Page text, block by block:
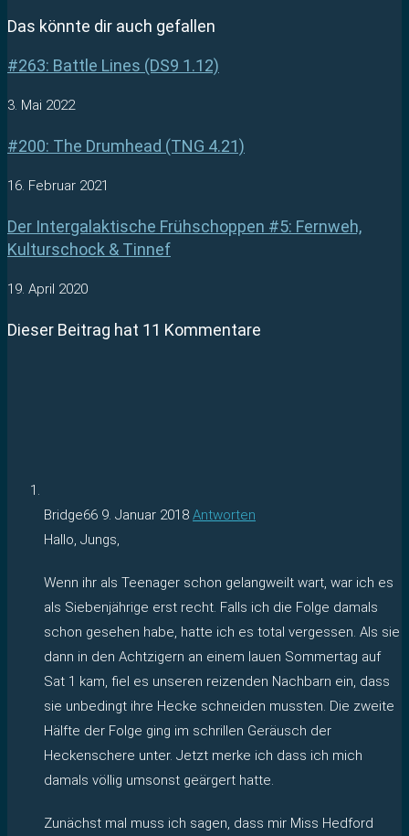
Das könnte dir auch gefallen
#263: Battle Lines (DS9 1.12)
3. Mai 2022
#200: The Drumhead (TNG 4.21)
16. Februar 2021
Der Intergalaktische Frühschoppen #5: Fernweh,
Kulturschock & Tinnef
19. April 2020
Dieser Beitrag hat 11 Kommentare
Bridge66 9. Januar 2018 Antworten
Hallo, Jungs,
Wenn ihr als Teenager schon gelangweilt wart, war ich es
als Siebenjährige erst recht. Falls ich die Folge damals
schon gesehen habe, hatte ich es total vergessen. Als sie
dann in den Achtzigern an einem lauen Sommertag auf
Sat 1 kam, fiel es unseren reizenden Nachbarn ein, dass
sie unbedingt ihre Hecke schneiden mussten. Die zweite
Hälfte der Folge ging im schrillen Geräusch der
Heckenschere unter. Jetzt merke ich dass ich mich
damals völlig umsonst geärgert hatte.
Zunächst mal muss ich sagen, dass mir Miss Hedford